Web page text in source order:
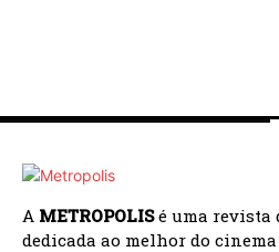
A METROPOLISé uma revista
dedicada ao melhor do